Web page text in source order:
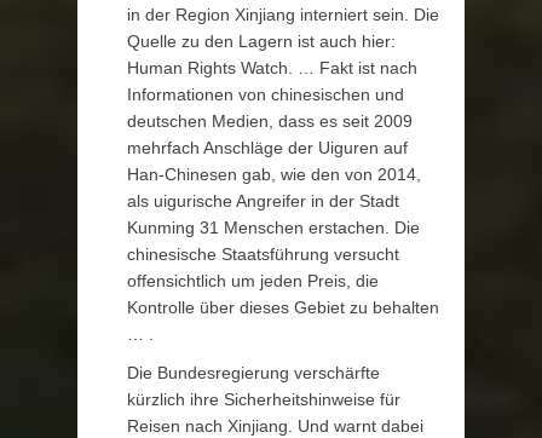
in der Region Xinjiang interniert sein. Die
Quelle zu den Lagern ist auch hier:
Human Rights Watch. … Fakt ist nach
Informationen von chinesischen und
deutschen Medien, dass es seit 2009
mehrfach Anschläge der Uiguren auf
Han-Chinesen gab, wie den von 2014,
als uigurische Angreifer in der Stadt
Kunming 31 Menschen erstachen. Die
chinesische Staatsführung versucht
offensichtlich um jeden Preis, die
Kontrolle über dieses Gebiet zu behalten
… .
Die Bundesregierung verschärfte
kürzlich ihre Sicherheitshinweise für
Reisen nach Xinjiang. Und warnt dabei